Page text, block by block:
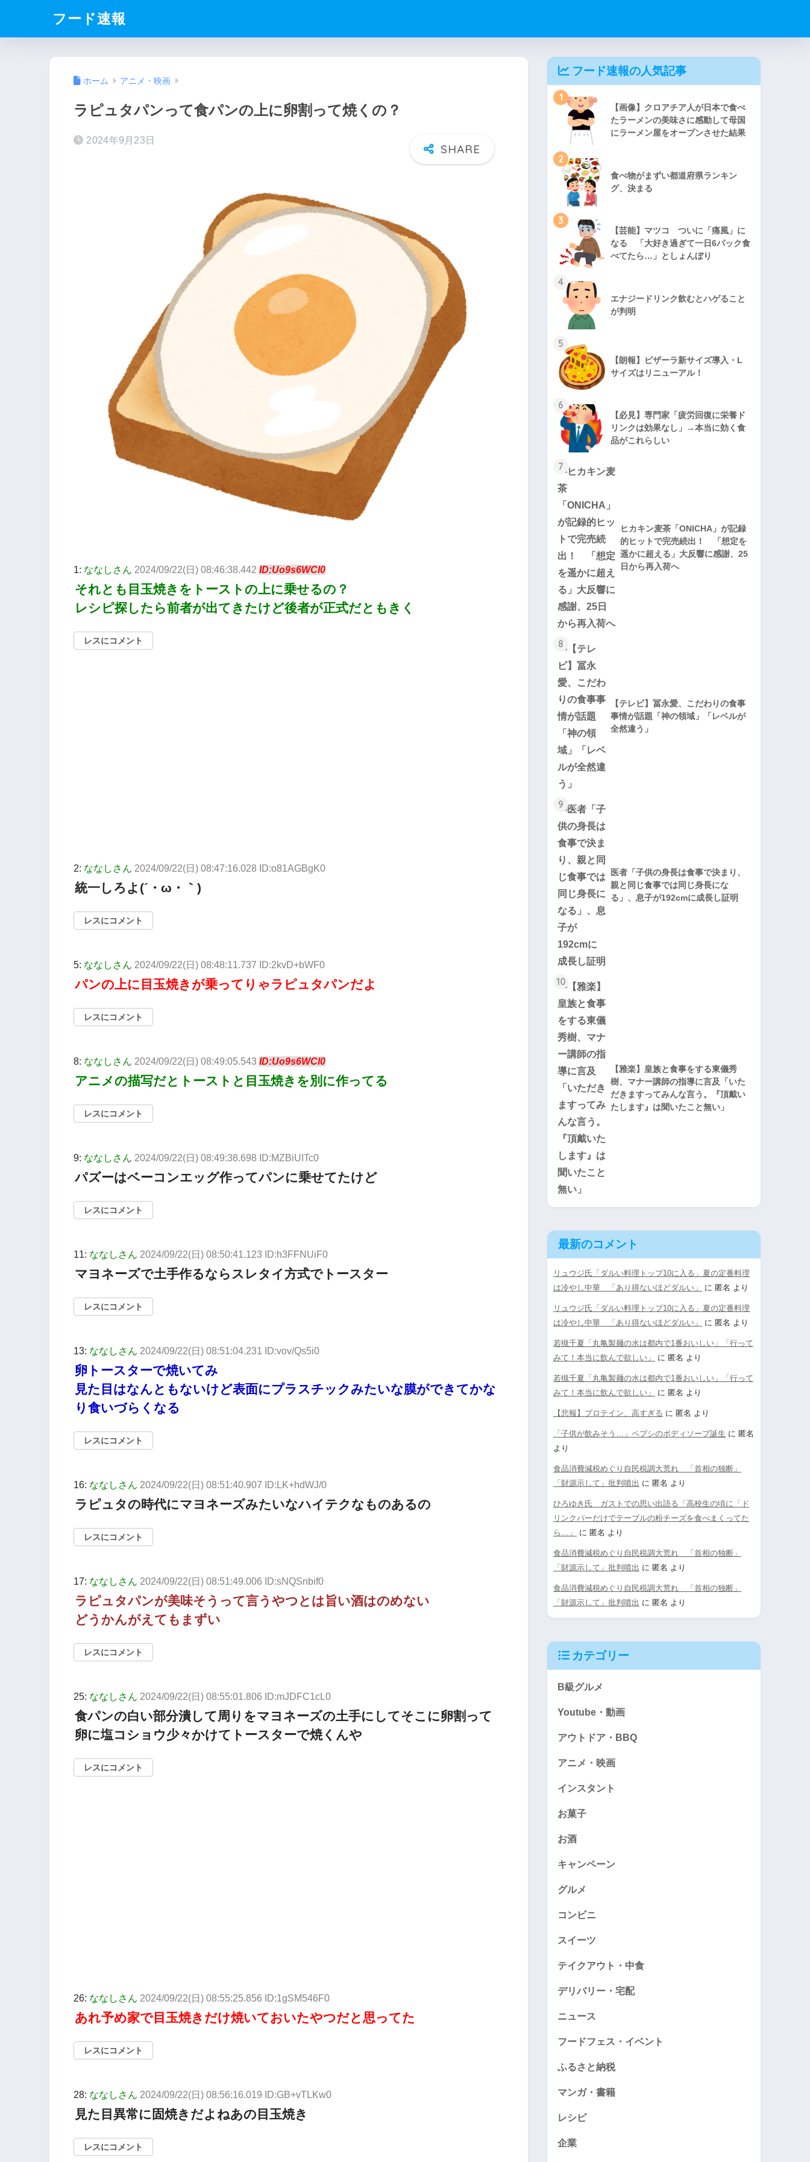
フード速報
ホーム アニメ・映画
ラピュタパンって食パンの上に卵割って焼くの？
2024年9月23日
1: ななしさん 2024/09/22(日) 08:46:38.442 ID:Uo9s6WCl0
それとも目玉焼きをトーストの上に乗せるの？
レシピ探したら前者が出てきたけど後者が正式だともきく
レスにコメント
2: ななしさん 2024/09/22(日) 08:47:16.028 ID:o81AGBgK0
統一しろよ(´・ω・｀)
レスにコメント
5: ななしさん 2024/09/22(日) 08:48:11.737 ID:2kvD+bWF0
パンの上に目玉焼きが乗ってりゃラピュタパンだよ
レスにコメント
8: ななしさん 2024/09/22(日) 08:49:05.543 ID:Uo9s6WCl0
アニメの描写だとトーストと目玉焼きを別に作ってる
レスにコメント
9: ななしさん 2024/09/22(日) 08:49:38.698 ID:MZBiUITc0
パズーはベーコンエッグ作ってパンに乗せてたけど
レスにコメント
11: ななしさん 2024/09/22(日) 08:50:41.123 ID:h3FFNUiF0
マヨネーズで土手作るならスレタイ方式でトースター
レスにコメント
13: ななしさん 2024/09/22(日) 08:51:04.231 ID:vov/Qs5i0
卵トースターで焼いてみ
見た目はなんともないけど表面にプラスチックみたいな膜ができてかな
り食いづらくなる
レスにコメント
16: ななしさん 2024/09/22(日) 08:51:40.907 ID:LK+hdWJ/0
ラピュタの時代にマヨネーズみたいなハイテクなものあるの
レスにコメント
17: ななしさん 2024/09/22(日) 08:51:49.006 ID:sNQSnbif0
ラピュタパンが美味そうって言うやつとは旨い酒はのめない
どうかんがえてもまずい
レスにコメント
25: ななしさん 2024/09/22(日) 08:55:01.806 ID:mJDFC1cL0
食パンの白い部分潰して周りをマヨネーズの土手にしてそこに卵割って
卵に塩コショウ少々かけてトースターで焼くんや
レスにコメント
26: ななしさん 2024/09/22(日) 08:55:25.856 ID:1gSM546F0
あれ予め家で目玉焼きだけ焼いておいたやつだと思ってた
レスにコメント
28: ななしさん 2024/09/22(日) 08:56:16.019 ID:GB+vTLKw0
見た目異常に固焼きだよねあの目玉焼き
レスにコメント
フード速報の人気記事
1
【画像】クロアチア人が日本で食べ
たラーメンの美味さに感動して母国
にラーメン屋をオープンさせた結果
2
食べ物がまずい都道府県ランキン
グ、決まる
3
【芸能】マツコ ついに「痛風」に
なる 「大好き過ぎて一日6パック食
べてたら…」としょんぼり
4
エナジードリンク飲むとハゲること
が判明
5
【朗報】ピザーラ新サイズ導入・L
サイズはリニューアル！
6
【必見】専門家「疲労回復に栄養ド
リンクは効果なし」→本当に効く食
品がこれらしい
7
ヒカキン麦茶「ONICHA」が記録
的ヒットで完売続出！ 「想定を
遥かに超える」大反響に感謝、25
日から再入荷へ
8
【テレビ】冨永愛、こだわりの食事
事情が話題「神の領域」「レベルが
全然違う」
9
医者「子供の身長は食事で決まり、
親と同じ食事では同じ身長にな
る」、息子が192cmに成長し証明
10
【雅楽】皇族と食事をする東儀秀
樹、マナー講師の指導に言及「いた
だきますってみんな言う。『頂戴い
たします』は聞いたこと無い」
最新のコメント
リュウジ氏「ダルい料理トップ10に入る」夏の定番料理
は冷やし中華 「あり得ないほどダルい」
に 匿名 より
リュウジ氏「ダルい料理トップ10に入る」夏の定番料理
は冷やし中華 「あり得ないほどダルい」
に 匿名 より
若槻千夏「丸亀製麺の水は都内で1番おいしい」「行って
みて！本当に飲んで欲しい」
に 匿名 より
若槻千夏「丸亀製麺の水は都内で1番おいしい」「行って
みて！本当に飲んで欲しい」
に 匿名 より
【悲報】プロテイン、高すぎる に 匿名 より
「子供が飲みそう…」ペプシのボディソープ誕生 に 匿名
より
食品消費減税めぐり自民税調大荒れ 「首相の独断」
「財源示して」批判噴出 に 匿名 より
ひろゆき氏 ガストでの思い出語る「高校生の頃に「ド
リンクバーだけでテーブルの粉チーズを食べまくってた
ら…」
に 匿名 より
食品消費減税めぐり自民税調大荒れ 「首相の独断」
「財源示して」批判噴出 に 匿名 より
食品消費減税めぐり自民税調大荒れ 「首相の独断」
「財源示して」批判噴出 に 匿名 より
カテゴリー
B級グルメ
Youtube・動画
アウトドア・BBQ
アニメ・映画
インスタント
お菓子
お酒
キャンペーン
グルメ
コンビニ
スイーツ
テイクアウト・中食
デリバリー・宅配
ニュース
フードフェス・イベント
ふるさと納税
マンガ・書籍
レシピ
企業